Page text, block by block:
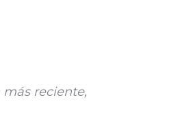
reciente,